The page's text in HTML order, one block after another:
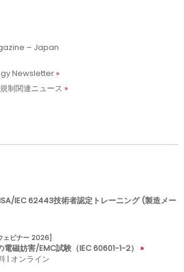
– Japan
Newsletter
制関連ニュース
IEC 62443技術者認定トレーニング (製造メー
ェビナー 2026]
磁妨害/EMC試験（IEC 60601-1-2）
| オンライン